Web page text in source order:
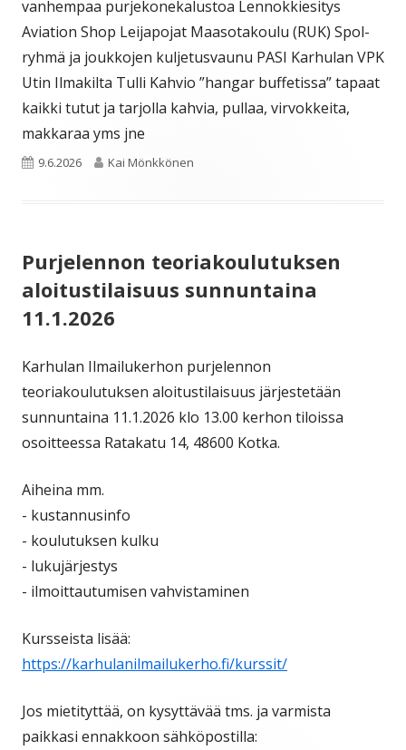
vanhempaa purjekonekalustoa Lennokkiesitys
Aviation Shop Leijapojat Maasotakoulu (RUK) Spol-
ryhmä ja joukkojen kuljetusvaunu PASI Karhulan VPK
Utin Ilmakilta Tulli Kahvio ”hangar buffetissa” tapaat
kaikki tutut ja tarjolla kahvia, pullaa, virvokkeita,
makkaraa yms jne
Julkaistu
9.6.2026 Kirjoittaja
Kai Mönkkönen
Purjelennon teoriakoulutuksen
aloitustilaisuus sunnuntaina
11.1.2026
Karhulan Ilmailukerhon purjelennon
teoriakoulutuksen aloitustilaisuus järjestetään
sunnuntaina 11.1.2026 klo 13.00 kerhon tiloissa
osoitteessa Ratakatu 14, 48600 Kotka.
Aiheina mm.
- kustannusinfo
- koulutuksen kulku
- lukujärjestys
- ilmoittautumisen vahvistaminen
Kursseista lisää:
https://karhulanilmailukerho.fi/kurssit/
Jos mietityttää, on kysyttävää tms. ja varmista
paikkasi ennakkoon sähköpostilla: